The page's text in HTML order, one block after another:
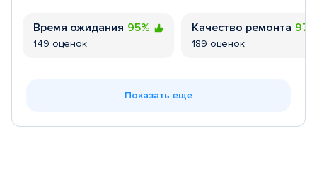
Время ожидания 95%
149 оценок
Качество ремонта
189 оценок
Показать еще